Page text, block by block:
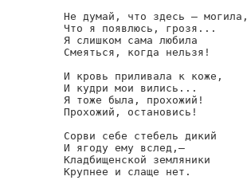
Не думай, что здесь — могила,
Что я появлюсь, грозя...
Я слишком сама любила
Смеяться, когда нельзя!
И кровь приливала к коже,
И кудри мои вились...
Я тоже была, прохожий!
Прохожий, остановись!
Сорви себе стебель дикий
И ягоду ему вслед,—
Кладбищенской земляники
Крупнее и слаще нет.